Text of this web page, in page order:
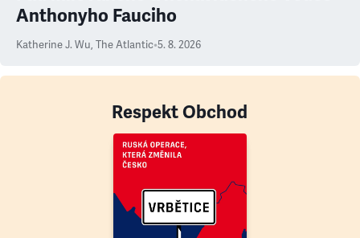
Anthonyho Fauciho
Katherine J. Wu, The Atlantic•5. 8. 2026
Respekt Obchod